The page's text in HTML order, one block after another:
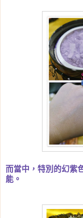
而當中，特別的幻紫
能。